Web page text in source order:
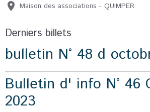
Maison des associations - QUIMPER
Derniers billets
bulletin N° 48 d
Bulletin d' info N° 46
2023